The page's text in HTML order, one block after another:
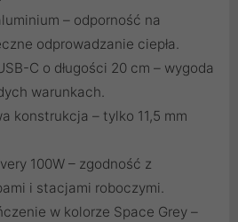
– odporność na
odprowadzanie ciepła.
C o długości 20 cm – wygoda
warunkach.
konstrukcja – tylko 11,5 mm
100W – zgodność z
i stacjami roboczymi.
w kolorze Space Grey –